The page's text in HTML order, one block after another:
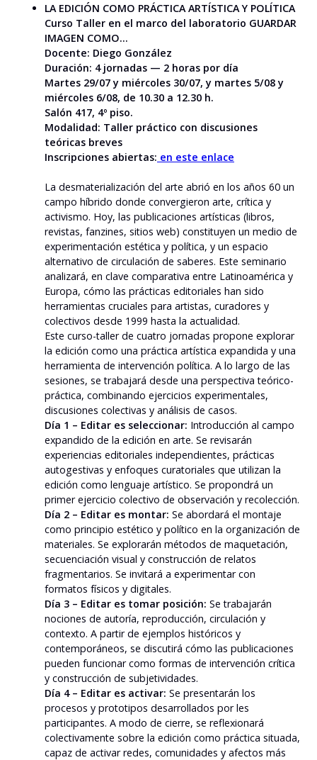
LA EDICIÓN COMO PRÁCTICA ARTÍSTICA Y POLÍTICA
Curso Taller en el marco del laboratorio GUARDAR
IMAGEN COMO…
Docente: Diego González
Duración: 4 jornadas — 2 horas por día
Martes 29/07 y miércoles 30/07, y martes 5/08 y
miércoles 6/08, de 10.30 a 12.30 h.
Salón 417, 4º piso.
Modalidad: Taller práctico con discusiones
teóricas breves
Inscripciones abiertas: en este enlace
La desmaterialización del arte abrió en los años 60 un
campo híbrido donde convergieron arte, crítica y
activismo. Hoy, las publicaciones artísticas (libros,
revistas, fanzines, sitios web) constituyen un medio de
experimentación estética y política, y un espacio
alternativo de circulación de saberes. Este seminario
analizará, en clave comparativa entre Latinoamérica y
Europa, cómo las prácticas editoriales han sido
herramientas cruciales para artistas, curadores y
colectivos desde 1999 hasta la actualidad.
Este curso-taller de cuatro jornadas propone explorar
la edición como una práctica artística expandida y una
herramienta de intervención política. A lo largo de las
sesiones, se trabajará desde una perspectiva teórico-
práctica, combinando ejercicios experimentales,
discusiones colectivas y análisis de casos.
Día 1 – Editar es seleccionar: Introducción al campo
expandido de la edición en arte. Se revisarán
experiencias editoriales independientes, prácticas
autogestivas y enfoques curatoriales que utilizan la
edición como lenguaje artístico. Se propondrá un
primer ejercicio colectivo de observación y recolección.
Día 2 – Editar es montar: Se abordará el montaje
como principio estético y político en la organización de
materiales. Se explorarán métodos de maquetación,
secuenciación visual y construcción de relatos
fragmentarios. Se invitará a experimentar con
formatos físicos y digitales.
Día 3 – Editar es tomar posición: Se trabajarán
nociones de autoría, reproducción, circulación y
contexto. A partir de ejemplos históricos y
contemporáneos, se discutirá cómo las publicaciones
pueden funcionar como formas de intervención crítica
y construcción de subjetividades.
Día 4 – Editar es activar: Se presentarán los
procesos y prototipos desarrollados por les
participantes. A modo de cierre, se reflexionará
colectivamente sobre la edición como práctica situada,
capaz de activar redes, comunidades y afectos más